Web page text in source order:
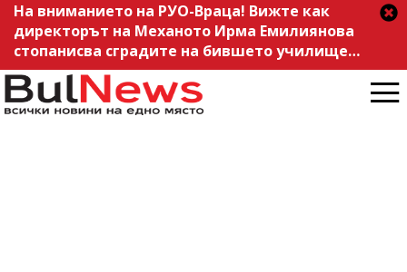
На вниманието на РУО-Враца! Вижте как
директорът на Механото Ирма Емилиянова
стопанисва сградите на бившето училище
„Антон Иванов“, ситуацията е скандална /
снимки/